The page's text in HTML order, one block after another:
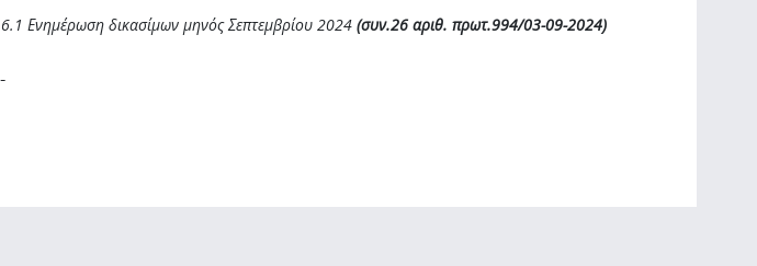
6.1 Ενημέρωση δικασίμων μηνός Σεπτεμβρίου 2024 (συν.26 αριθ. πρωτ.994/03-09-2024)